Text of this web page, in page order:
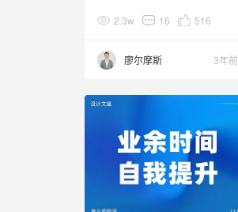
2.3w 16 516
廖尔摩斯 3年前